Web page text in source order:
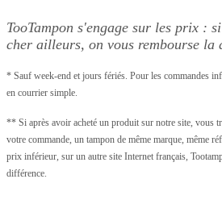
TooTampon s'engage sur les prix :
cher ailleurs, on vous rembourse
* Sauf week-end et jours fériés. Pour les commandes
en courrier simple.
** Si après avoir acheté un produit sur notre site, vous
votre commande, un tampon de même marque, même
prix inférieur, sur un autre site Internet français,
différence.